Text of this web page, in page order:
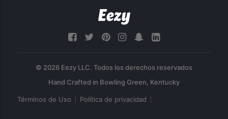
© 2026 Eezy LLC. Todos los derechos reservados
Términos de Uso Política de privacidad